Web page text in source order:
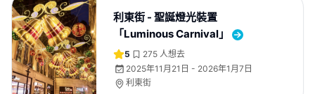
利東街 - 聖誕燈光裝置
「Luminous Carnival」
5 275 人想去
2025年11月21日 - 2026年1月7日
利東街